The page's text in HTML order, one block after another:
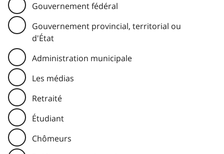
Gouvernement fédéral
Gouvernement provincial, territorial ou
d'État
Administration municipale
Les médias
Retraité
Étudiant
Chômeurs